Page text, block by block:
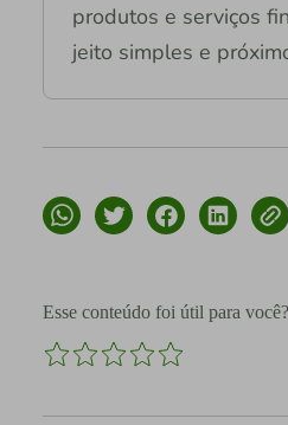
produtos e serviços
jeito simples e
Esse conteúdo foi útil para você?